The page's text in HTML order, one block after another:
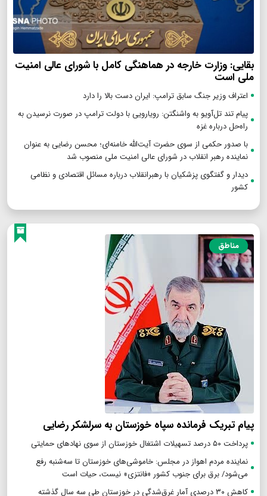
بقایی: وزارت خارجه در هماهنگی کامل با شورای عالی امنیت
ملی است
اعتراف وزیر جنگ سابق ترامپ: ایران دست بالا را دارد
پیام تند تل‌آویو به واشنگتن: رویارویی با دولت ترامپ در صورت نرسیدن به
راه‌حل درباره غزه
با صدور حکمی از سوی حضرت آیت‌الله خامنه‌ای؛ محسن رضایی به عنوان
نماینده رهبر انقلاب در شورای عالی امنیت ملی منصوب شد
دیدار و گفتگوی پزشکیان با رهبرانقلاب درباره مسائل اقتصادی و نظامی
کشور
مناطق
پیام تبریک فرمانده سپاه خوزستان به سرلشکر رضایی
پرداخت ۵۰ درصد تسهیلات اشتغال خوزستان از سوی نهادهای حمایتی
نماینده مردم اهواز در مجلس: خاموشی‌های خوزستان تا سه‌شنبه رفع
می‌شود/ برق برای جنوب کشور «فانتزی» نیست، حیات است
کاهش ۳۰ درصدی آمار غرق‌شدگی در خوزستان طی سه سال گذشته